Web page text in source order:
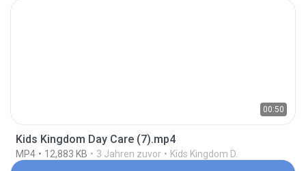
00:50
Kids Kingdom Day Care (7).mp4
MP4 12,883 KB 3 Jahren zuvor Kids Kingdom D.